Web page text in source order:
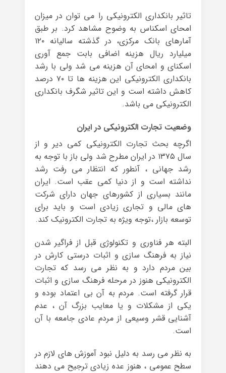
تاثیر بانکداری الکترونیکی را می توان در میزان
امحای اسکناس به وضوح مشاهد کرد. بر طبق
آمارهای بانک مرکزی، در گذشته سالیانه ۱۲۰
میلیارد ریال هزینه اضافی بابت جمع آوری
اسکنای و امحای آن هزینه می شد ولی با رشد
بانکداری الکترونیکی این هزینه ها تا ۷۰ درصد
کاهش داشته است و این تاثیر شگرف بانکداری
الکترونیکی می باشد.
وضعیت تجارت الکترونیکی در ایران
اگرچه بحث تجارت الکترونیکی کمی دیر و از
سال ۱۳۷۵ در ایران مطرح شد ولی باز با توجه به
رشد جهانی ، آنطور که انتظار می رفت رشد
نداشته است و از دنیا کمی عقب است. ایران
مانند بسیاری از کشورهای جهان دارای شرکت
های مالی و تجاری زیادی است و باید برای
توسعه بازار ،توجه ویژه به تجارت الکترونیک کند.
البته هر فناوری و تکنولوژی قبل از فراگیر شدن
نیاز به فرهنگ سازی و اثبات درستی کارش در
بین مردم دارد و به نظر می رسد که تجارت
الکترونیکی هنوز در مرحله فرهنگ سازی و اثبات
قرار گرفته است. مردم به آن بی اعتماد بوده و
یکی از مشکلات و یا معایب بزرگ آن ، عدم
آشنایی قشر وسیعی از مردم عادی جامعه با آن
است.
به نظر می رسد به دلیل نبود آموزش های لازم در
سطح عمومی ، هنوز عده زیادی ترجیح می دهند